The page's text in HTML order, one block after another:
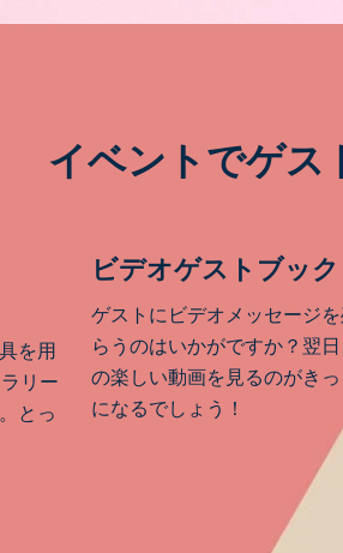
イベントでゲス
を用
リー
とっ
ビデオゲストブック
ゲストにビデオメッセージ
らうのはいかがですか？翌
の楽しい動画を見るのがき
になるでしょう！